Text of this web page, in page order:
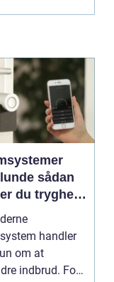
sådan
du tryghed
handler
om at
indbrud. For